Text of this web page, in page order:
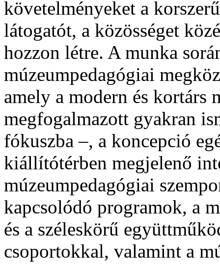
követelményeket a
látogatót, a közösséget
hozzon létre. A munka
múzeumpedagógiai
amely a modern és kortárs
megfogalmazott gyakran
fókuszba –, a koncepció
kiállítótérben megjelenő
múzeumpedagógiai
kapcsolódó programok, a
és a széleskörű
csoportokkal, valamint a